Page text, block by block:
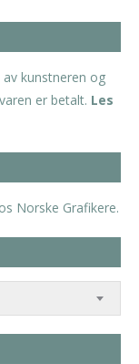
kunstneren og
er betalt. Les
Norske Grafikere.